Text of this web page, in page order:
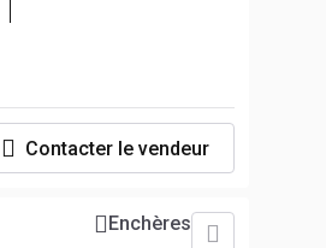
Contacter le vendeur
Enchères